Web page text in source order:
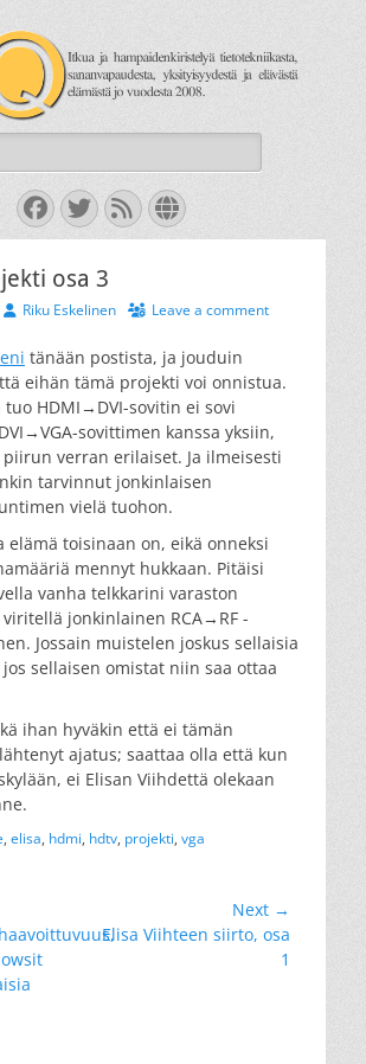
jo vuodesta 2008.
Facebook
Twitter
FeedWebsite
osa 3
AuthorRiku Eskelinen Leave a comment
tänään postista, ja jouduin
eihän tämä projekti voi onnistua.
tuo HDMI→DVI-sovitin ei sovi
sovittimen kanssa yksiin,
verran erilaiset. Ja ilmeisesti
tarvinnut jonkinlaisen
vielä tuohon.
elämä toisinaan on, eikä onneksi
mennyt hukkaan. Pitäisi
vanha telkkarini varaston
jonkinlainen RCA→RF -
Jossain muistelen joskus sellaisia
sellaisen omistat niin saa ottaa
ihan hyväkin että ei tämän
ajatus; saattaa olla että kun
ei Elisan Viihdettä olekaan
, elisa, hdmi, hdtv, projekti, vga
Next →
Next
Elisa Viihteen siirto, osa
1